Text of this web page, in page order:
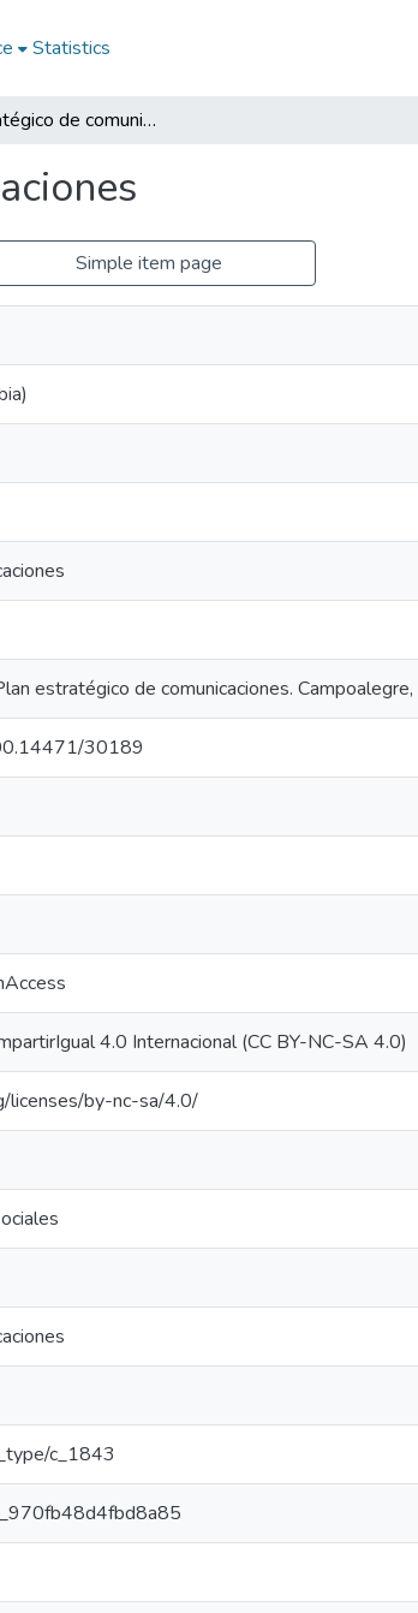
Statistics
Plan estratégico de comunicaciones
Simple item page
estratégico de comunicaciones.
30189
4.0 Internacional (CC BY-NC-SA 4.0)
licenses/by-nc-sa/4.0/
c_1843